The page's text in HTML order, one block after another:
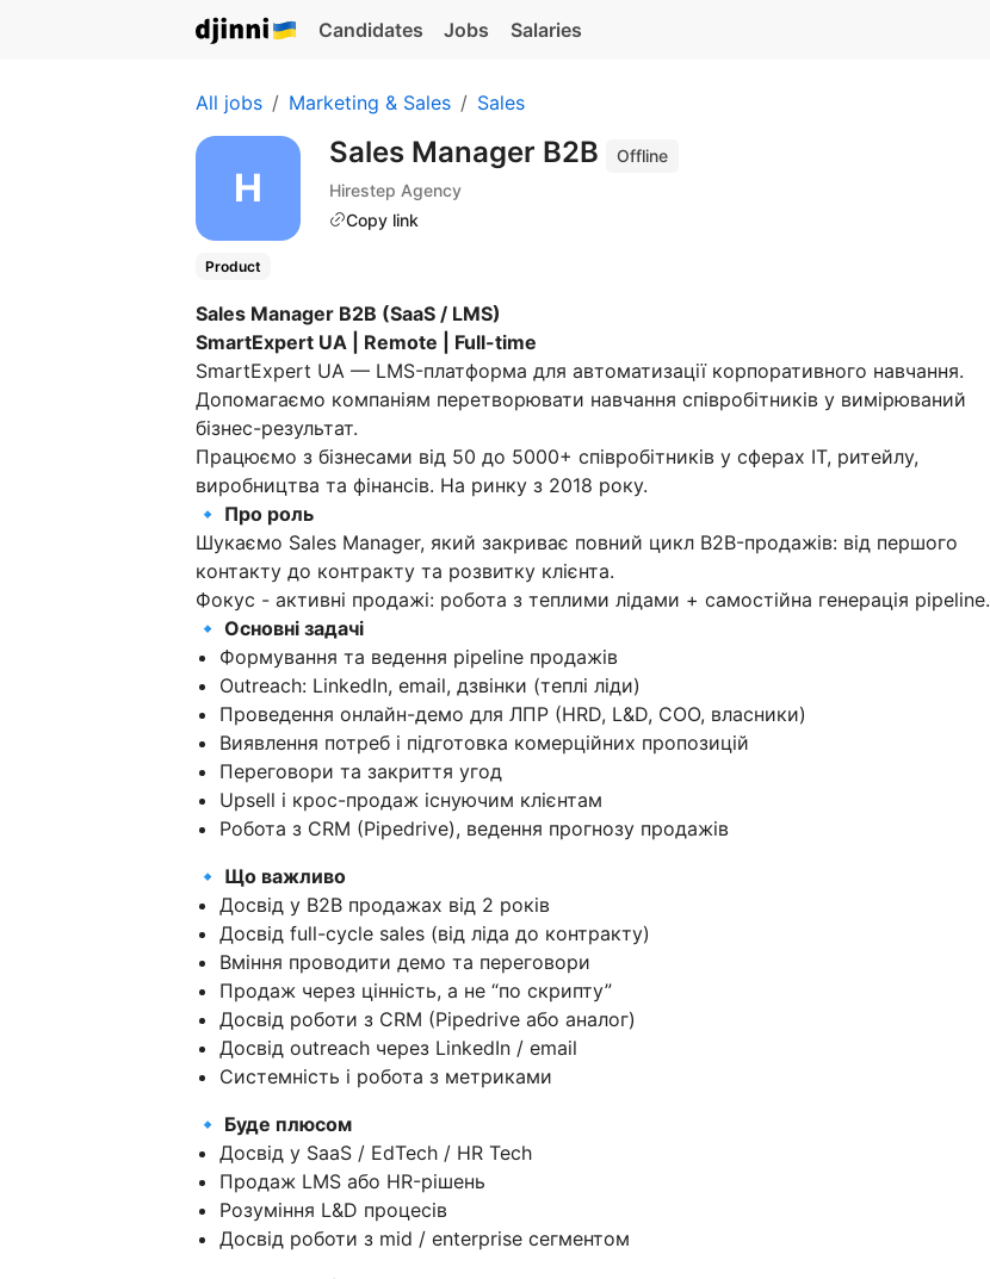
Candidates Jobs Salaries
All jobs Marketing & Sales Sales
Sales Manager B2B
Offline
Hirestep Agency
Copy link
Product
Sales Manager B2B (SaaS / LMS)
SmartExpert UA | Remote | Full-time
SmartExpert UA — LMS-платформа для автоматизації корпоративного навчання.
Допомагаємо компаніям перетворювати навчання співробітників у вимірюваний
бізнес-результат.
Працюємо з бізнесами від 50 до 5000+ співробітників у сферах IT, ритейлу,
виробництва та фінансів. На ринку з 2018 року.
🔹 Про роль
Шукаємо Sales Manager, який закриває повний цикл B2B-продажів: від першого
контакту до контракту та розвитку клієнта.
Фокус - активні продажі: робота з теплими лідами + самостійна генерація pipeline.
🔹 Основні задачі
Формування та ведення pipeline продажів
Outreach: LinkedIn, email, дзвінки (теплі ліди)
Проведення онлайн-демо для ЛПР (HRD, L&D, COO, власники)
Виявлення потреб і підготовка комерційних пропозицій
Переговори та закриття угод
Upsell і крос-продаж існуючим клієнтам
Робота з CRM (Pipedrive), ведення прогнозу продажів
🔹 Що важливо
Досвід у B2B продажах від 2 років
Досвід full-cycle sales (від ліда до контракту)
Вміння проводити демо та переговори
Продаж через цінність, а не “по скрипту”
Досвід роботи з CRM (Pipedrive або аналог)
Досвід outreach через LinkedIn / email
Системність і робота з метриками
🔹 Буде плюсом
Досвід у SaaS / EdTech / HR Tech
Продаж LMS або HR-рішень
Розуміння L&D процесів
Досвід роботи з mid / enterprise сегментом